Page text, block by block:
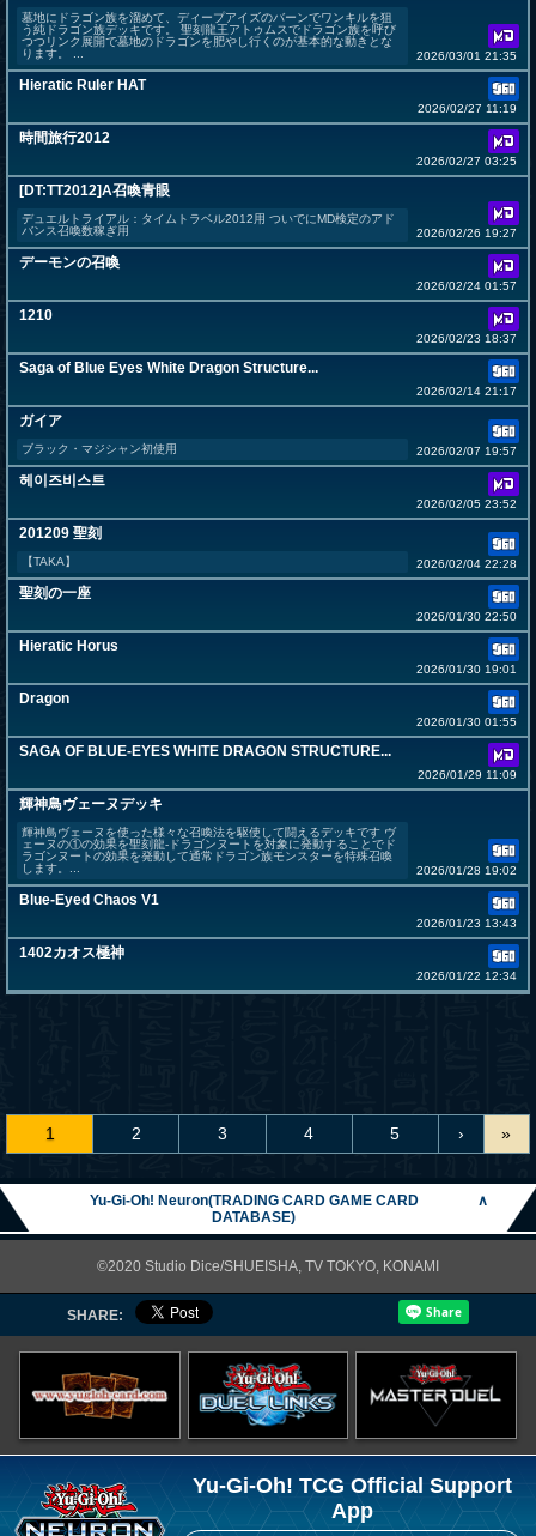
墓地にドラゴン族を溜めて、ディープアイズのバーンでワンキルを狙
う純ドラゴン族デッキです。 聖刻龍王アトゥムスでドラゴン族を呼び
つつリンク展開で墓地のドラゴンを肥やし行くのが基本的な動きとな
ります。 ...
2026/03/01 21:35
Hieratic Ruler HAT
2026/02/27 11:19
時間旅行2012
2026/02/27 03:25
[DT:TT2012]A召喚青眼
デュエルトライアル：タイムトラベル2012用 ついでにMD検定のアド
バンス召喚数稼ぎ用
2026/02/26 19:27
デーモンの召喚
2026/02/24 01:57
1210
2026/02/23 18:37
Saga of Blue Eyes White Dragon Structure...
2026/02/14 21:17
ガイア
ブラック・マジシャン初使用 2026/02/07 19:57
헤이즈비스트
2026/02/05 23:52
201209 聖刻
【TAKA】 2026/02/04 22:28
聖刻の一座
2026/01/30 22:50
Hieratic Horus
2026/01/30 19:01
Dragon
2026/01/30 01:55
SAGA OF BLUE-EYES WHITE DRAGON STRUCTURE...
2026/01/29 11:09
輝神鳥ヴェーヌデッキ
輝神鳥ヴェーヌを使った様々な召喚法を駆使して闘えるデッキです ヴ
ェーヌの①の効果を聖刻龍-ドラゴンヌートを対象に発動することでド
ラゴンヌートの効果を発動して通常ドラゴン族モンスターを特殊召喚
します。...
2026/01/28 19:02
Blue-Eyed Chaos V1
2026/01/23 13:43
1402カオス極神
2026/01/22 12:34
1 2 3 4 5 › »
Yu-Gi-Oh! Neuron(TRADING CARD GAME CARD
DATABASE)
∧
©2020 Studio Dice/SHUEISHA, TV TOKYO, KONAMI
SHARE:
Yu-Gi-Oh! TCG Official Support
App